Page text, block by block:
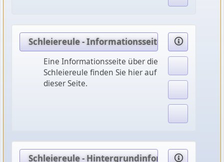
Schleiereule - Informationsseite
Eine Informationsseite über die
Schleiereule finden Sie hier auf
dieser Seite.
Schleiereule - Hintergrundinformationen